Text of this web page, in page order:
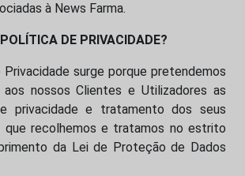
à News Farma.
DE PRIVACIDADE?
surge porque pretendemos
nossos Clientes e Utilizadores as
privacidade e tratamento dos seus
que recolhemos e tratamos no estrito
da Lei de Proteção de Dados